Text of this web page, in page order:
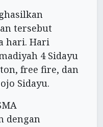
tersebut
hari. Hari
4 Sidayu
free fire, dan
Sidayu.
dengan